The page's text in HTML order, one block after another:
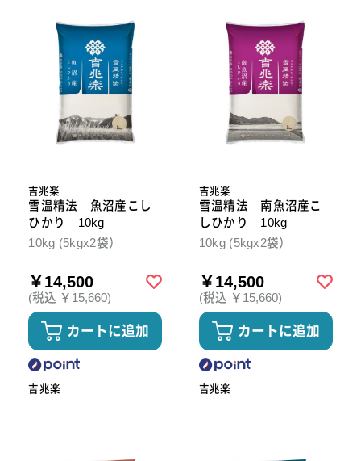
吉兆楽
雪温精法 魚沼産こし
ひかり 10kg
10kg (5kgx2袋）
￥14,500
(税込 ￥15,660)
カートに追加
吉兆楽
吉兆楽
雪温精法 南魚沼産こ
しひかり 10kg
10kg (5kgx2袋）
￥14,500
(税込 ￥15,660)
カートに追加
吉兆楽